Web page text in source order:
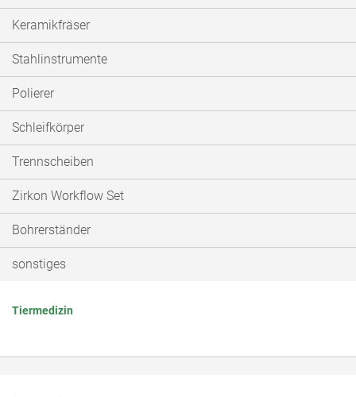
Keramikfräser
Stahlinstrumente
Polierer
Schleifkörper
Trennscheiben
Zirkon Workflow Set
Bohrerständer
sonstiges
Tiermedizin